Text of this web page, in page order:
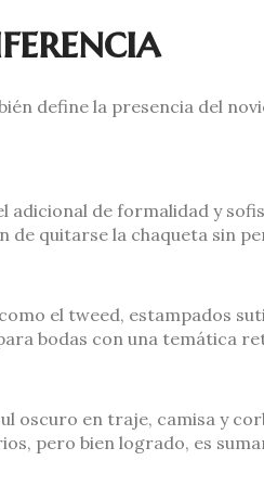
define la presencia del
adicional de formalidad y
de quitarse la chaqueta sin
el tweed, estampados
bodas con una temática
oscuro en traje, camisa y
pero bien logrado, es